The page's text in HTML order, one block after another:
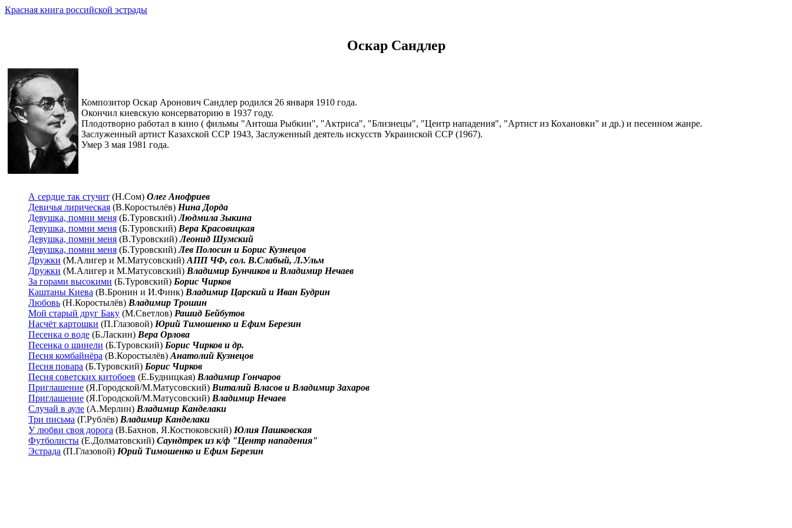
Красная книга российской эстрады
Оскар Сандлер
Композитор Оскар Аронович Сандлер родился 26 января 1910 года.
Окончил киевскую консерваторию в 1937 году.
Плодотворно работал в кино ( фильмы "Антоша Рыбкин", "Актриса", "Близнецы", "Центр нападения", "Артист из Кохановки" и др.) и песенном жанре.
Заслуженный артист Казахской ССР 1943, Заслуженный деятель искусств Украинской ССР (1967).
Умер 3 мая 1981 года.
А сердце так стучит (Н.Сом) Олег Анофриев
Девичья лирическая (В.Коростылёв) Нина Дорда
Девушка, помни меня (Б.Туровский)Людмила Зыкина
Девушка, помни меня (Б.Туровский) Вера Красовицкая
Девушка, помни меня (В.Туровский)Леонид Шумский
Девушка, помни меня (Б.Туровский)Лев Полосин и Борис Кузнецов
Дружки (М.Алигер и М.Матусовский) АПП ЧФ, сол. В.Слабый, Л.Ульм
Дружки (М.Алигер и М.Матусовский) Владимир Бунчиков и Владимир Нечаев
За горами высокими (Б.Туровский) Борис Чирков
Каштаны Киева (В.Бронин и И.Финк) Владимир Царский и Иван Будрин
Любовь (Н.Коростылёв) Владимир Трошин
Мой старый друг Баку (М.Светлов) Рашид Бейбутов
Насчёт картошки (П.Глазовой) Юрий Тимошенко и Ефим Березин
Песенка о воде (Б.Ласкин) Вера Орлова
Песенка о шинели (Б.Туровский) Борис Чирков и др.
Песня комбайнёра (В.Коростылёв) Анатолий Кузнецов
Песня повара (Б.Туровский) Борис Чирков
Песня советских китобоев (Е.Будницкая) Владимир Гончаров
Приглашение (Я.Городской/М.Матусовский) Виталий Власов и Владимир Захаров
Приглашение (Я.Городской/М.Матусовский) Владимир Нечаев
Случай в ауле (А.Мерлин) Владимир Канделаки
Три письма (Г.Рублёв) Владимир Канделаки
У любви своя дорога (В.Бахнов, Я.Костюковский) Юлия Пашковская
Футболисты (Е.Долматовский) Саундтрек из к/ф "Центр нападения"
Эстрада (П.Глазовой) Юрий Тимошенко и Ефим Березин